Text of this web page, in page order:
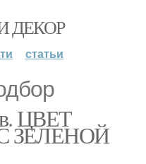
ДЕКОР
статьи
ЦВЕТ
ЗЕЛЕНОЙ